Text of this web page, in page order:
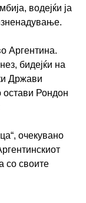
водејќи ја
Аргентина.
бидејќи на
Држави
остави Рондон
очекувано
со своите